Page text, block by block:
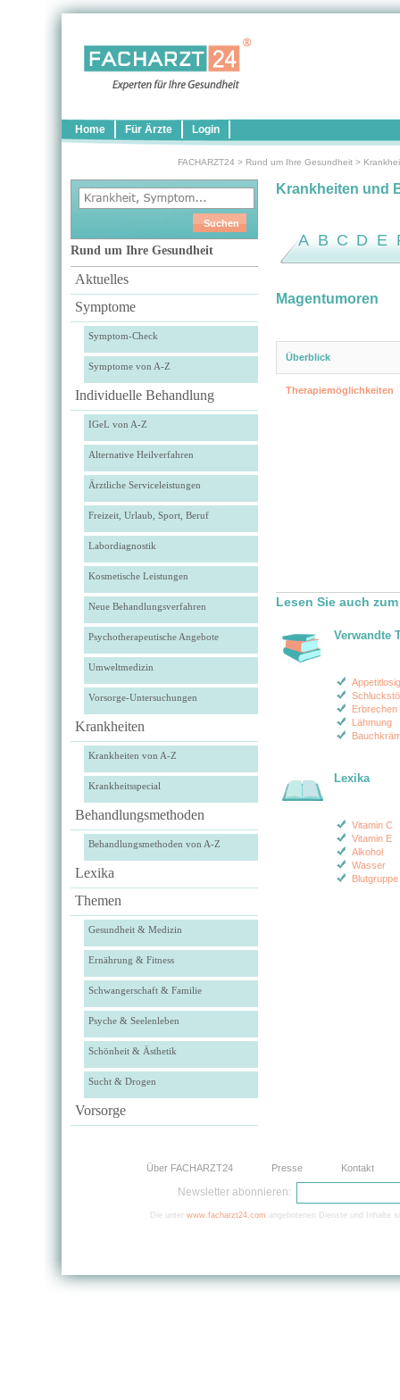
Home Für Ärzte Login
FACHARZT24 > Rund um Ihre Gesundheit >
Rund um Ihre Gesundheit
Aktuelles
Symptome
Symptom-Check
Symptome von A-Z
Individuelle Behandlung
IGeL von A-Z
Alternative Heilverfahren
Ärztliche Serviceleistungen
Freizeit, Urlaub, Sport, Beruf
Labordiagnostik
Kosmetische Leistungen
Neue Behandlungsverfahren
Psychotherapeutische Angebote
Umweltmedizin
Vorsorge-Untersuchungen
Krankheiten
Krankheiten von A-Z
Krankheitsspecial
Behandlungsmethoden
Behandlungsmethoden von A-Z
Lexika
Themen
Gesundheit & Medizin
Ernährung & Fitness
Schwangerschaft & Familie
Psyche & Seelenleben
Schönheit & Ästhetik
Sucht & Drogen
Vorsorge
Krankheiten und
A B C D E
Magentumoren
Überblick
Therapiem­öglichkeiten
Lesen Sie auch
Verwandte
Erbrechen
Lähmung
Lexika
Vitamin C
Vitamin E
Alkohol
Wasser
Blutgruppe
Über FACHARZT24 Presse Kontakt
Newsletter abonnieren:
Die unter www.facharzt24.com angebotenen Dienste und Inhalte